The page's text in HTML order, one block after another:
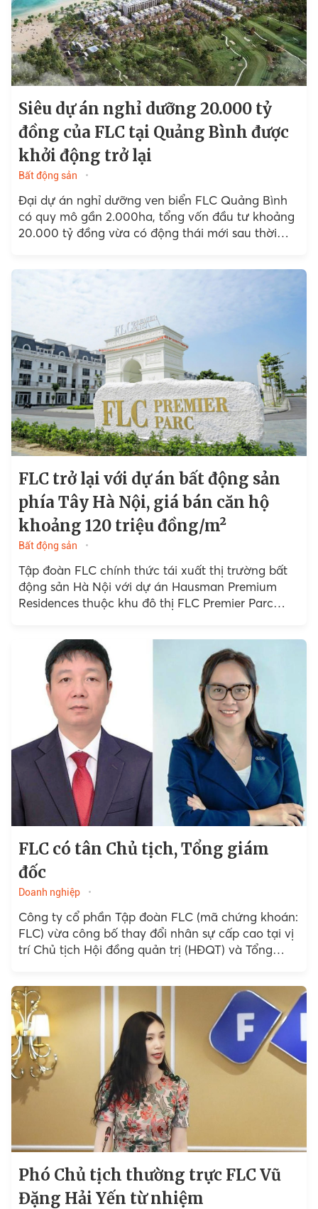
Siêu dự án nghỉ dưỡng 20.000 tỷ
đồng của FLC tại Quảng Bình được
khởi động trở lại
Bất động sản
Đại dự án nghỉ dưỡng ven biển FLC Quảng Bình
có quy mô gần 2.000ha, tổng vốn đầu tư khoảng
20.000 tỷ đồng vừa có động thái mới sau thời
FLC trở lại với dự án bất động sản
phía Tây Hà Nội, giá bán căn hộ
khoảng 120 triệu đồng/m²
Bất động sản
Tập đoàn FLC chính thức tái xuất thị trường bất
động sản Hà Nội với dự án Hausman Premium
Residences thuộc khu đô thị FLC Premier Parc
FLC có tân Chủ tịch, Tổng giám
đốc
Doanh nghiệp
Công ty cổ phần Tập đoàn FLC (mã chứng khoán:
FLC) vừa công bố thay đổi nhân sự cấp cao tại vị
trí Chủ tịch Hội đồng quản trị (HĐQT) và Tổng
Phó Chủ tịch thường trực FLC Vũ
Đặng Hải Yến từ nhiệm